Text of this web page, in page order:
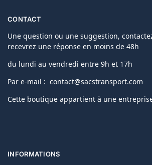
CONTACT
Une question ou une suggestion,
recevrez une réponse en moins de 48h
du lundi au vendredi entre 9h et 17h
Par e-mail : contact@sacstransport.com
Cette boutique appartient à une
INFORMATIONS